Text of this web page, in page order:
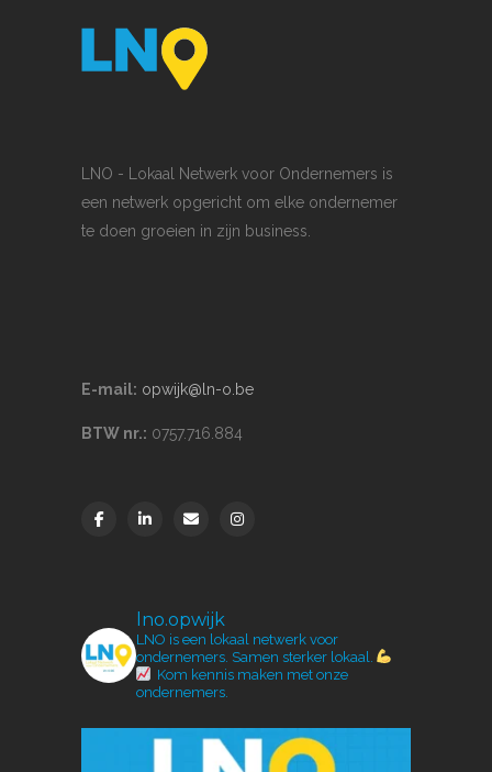
LNO - Lokaal Netwerk voor Ondernemers is
een netwerk opgericht om elke ondernemer
te doen groeien in zijn business.
E-mail: opwijk@ln-o.be
BTW nr.: 0757.716.884
lno.opwijk
LNO is een lokaal netwerk voor
ondernemers. Samen sterker lokaal.
Kom kennis maken met onze
ondernemers.